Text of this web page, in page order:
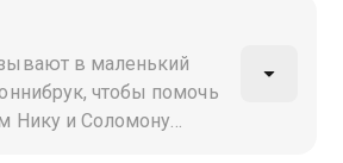
происшествия
новое тело
в маленький
чтобы помочь
Нику и Соломону